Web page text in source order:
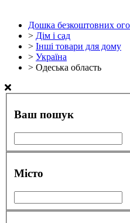
Дошка безкоштовних
> Дім і сад
> Інші товари для дому
> Україна
> Одеська область
Ваш пошук
Місто